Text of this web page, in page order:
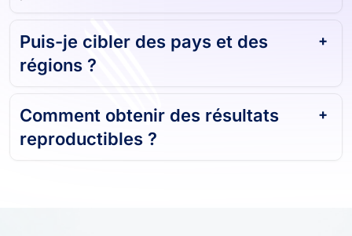
Puis-je cibler des pays et des
régions ?
Comment obtenir des résultats
reproductibles ?